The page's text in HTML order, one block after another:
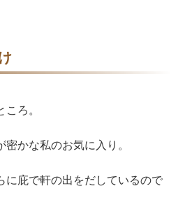
ろ。
かな私のお気に入り。
に庇で軒の出をだしているので